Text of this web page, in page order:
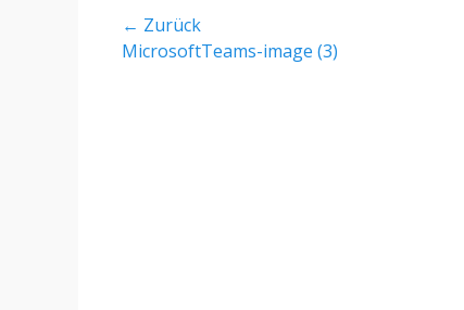
Beitragsnavigation
← Zurück
Vorheriger
MicrosoftTeams-image (3)